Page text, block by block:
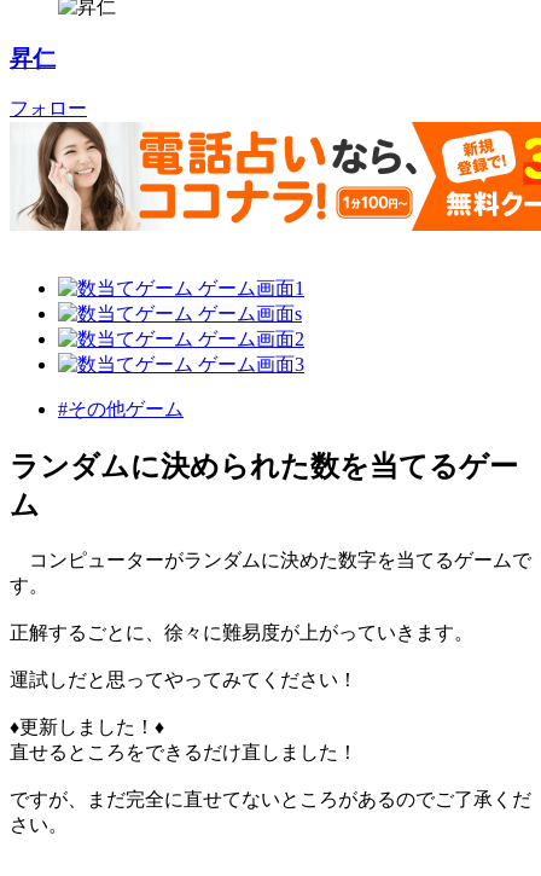
昇仁
フォロー
#その他ゲーム
ランダムに決められた数を当てるゲー
ム
コンピューターがランダムに決めた数字を当てるゲームで
す。
正解するごとに、徐々に難易度が上がっていきます。
運試しだと思ってやってみてください！
♦更新しました！♦
直せるところをできるだけ直しました！
ですが、まだ完全に直せてないところがあるのでご了承くだ
さい。